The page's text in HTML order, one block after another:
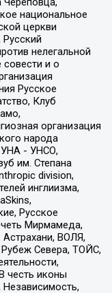
национальное
церкви
нелегальной
и о
Русское
Клуб
организация
народа
УНА - УНСО,
им. Степана
division,
инглиизма,
Русское
Мирмамеда,
ВОЛЯ,
Севера, ТОЙС,
честь иконы